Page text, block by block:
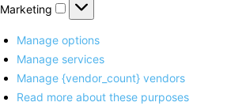
Marketing Marketing
Manage options
Manage services
Manage {vendor_count} vendors
Read more about these purposes